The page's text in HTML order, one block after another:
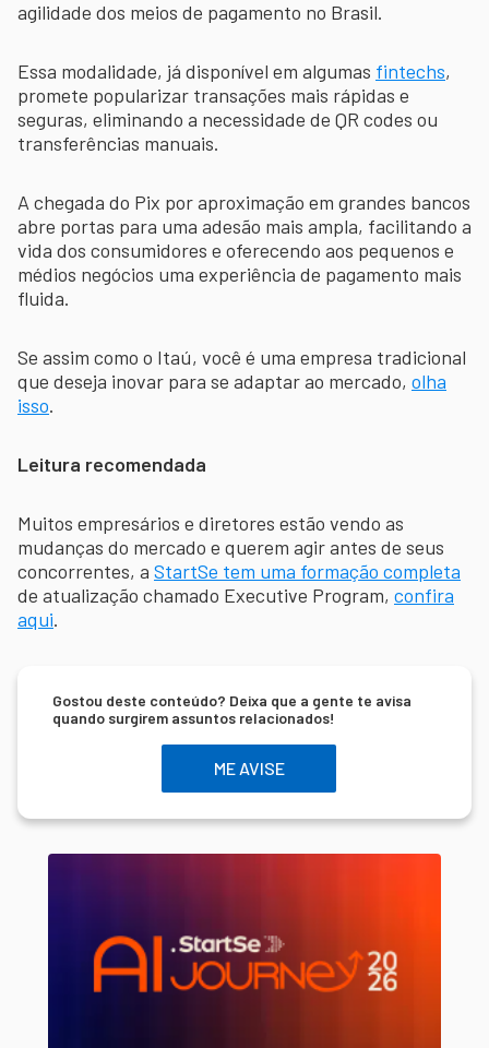
agilidade dos meios de pagamento no Brasil.
Essa modalidade, já disponível em algumas fintechs,
promete popularizar transações mais rápidas e
seguras, eliminando a necessidade de QR codes ou
transferências manuais.
A chegada do Pix por aproximação em grandes bancos
abre portas para uma adesão mais ampla, facilitando a
vida dos consumidores e oferecendo aos pequenos e
médios negócios uma experiência de pagamento mais
fluida.
Se assim como o Itaú, você é uma empresa tradicional
que deseja inovar para se adaptar ao mercado, olha
isso.
Leitura recomendada
Muitos empresários e diretores estão vendo as
mudanças do mercado e querem agir antes de seus
concorrentes, a StartSe tem uma formação completa
de atualização chamado Executive Program, confira
aqui.
Gostou deste conteúdo? Deixa que a gente te avisa
quando surgirem assuntos relacionados!
ME AVISE